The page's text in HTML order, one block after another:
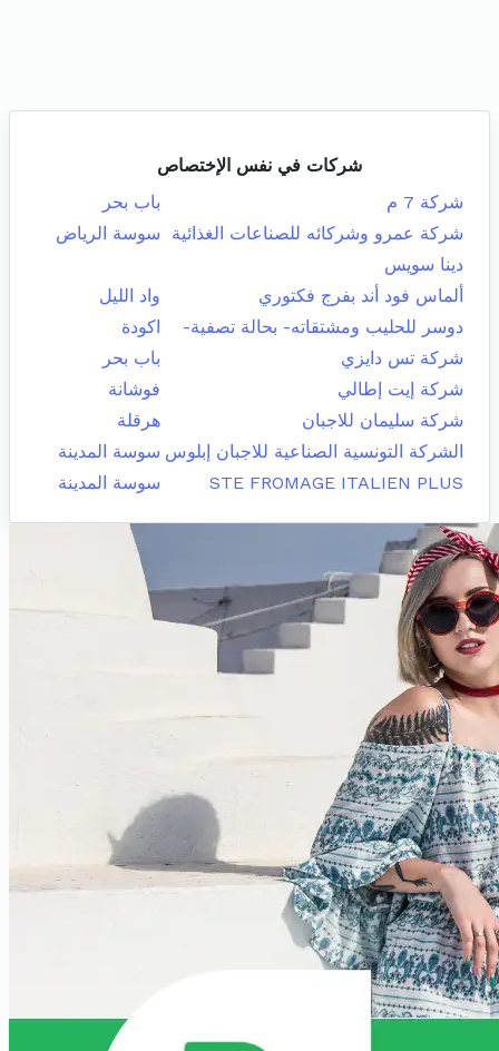
شركات في نفس الإختصاص
شركة 7 م
باب بحر
شركة عمرو وشركائه للصناعات الغذائية
سوسة الرياض
دينا سويس
ألماس فود أند بفرج فكتوري
واد الليل
دوسر للحليب ومشتقاته- بحالة تصفية-
اكودة
شركة تس دايزي
باب بحر
شركة إيت إطالي
فوشانة
شركة سليمان للاجبان
هرقلة
الشركة التونسية الصناعية للاجبان إبلوس سوسة المدينة
STE FROMAGE ITALIEN PLUS
سوسة المدينة